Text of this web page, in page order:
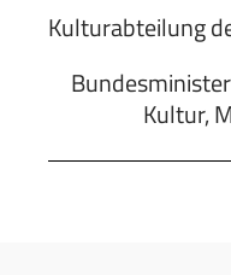
Kulturabteilung
Kultur,